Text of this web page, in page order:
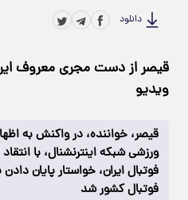
دانلود
قیصر از دست مجری معروف
ویدیو
قیصر، خواننده، در واکنش به
ورزشی شبکه اینترنشنال، با
فوتبال ایران، خواستار پایان
فوتبال کشور شد